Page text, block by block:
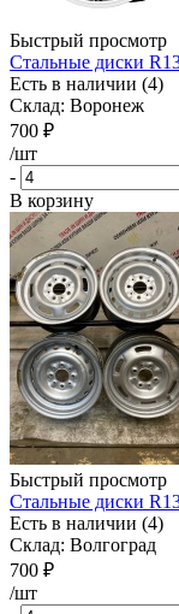
Быстрый просмотр
Стальные диски
Есть в наличии (4)
Склад: Воронеж
700 ₽
/шт
-
В корзину
Быстрый просмотр
Стальные диски
Есть в наличии (4)
Склад: Волгоград
700 ₽
/шт